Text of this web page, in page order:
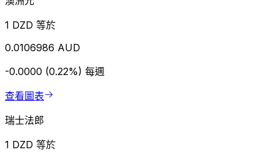
1 DZD 等於
0.0106986 AUD
-0.0000 (0.22%) 每週
查看圖表
瑞士法郎
1 DZD 等於